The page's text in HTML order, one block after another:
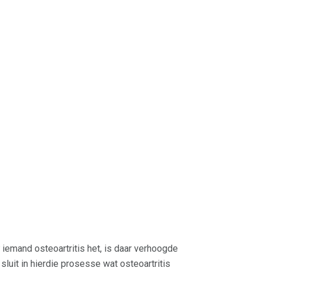
osteoartritis het, is daar verhoogde
in hierdie prosesse wat osteoartritis